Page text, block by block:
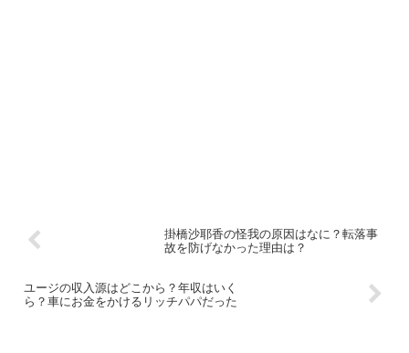
掛橋沙耶香の怪我の原因はなに？転落事
故を防げなかった理由は？
ユージの収入源はどこから？年収はいく
ら？車にお金をかけるリッチパパだった